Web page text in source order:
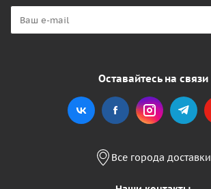
Оставайтесь на связи
Все города доставки